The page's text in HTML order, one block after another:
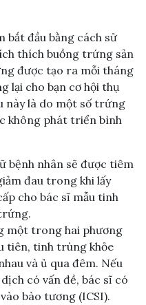
đầu bằng cách sử
thích buồng trứng sản
được tạo ra mỗi tháng
lại cho bạn cơ hội thụ
này là do một số trứng
không phát triển bình
bệnh nhân sẽ được tiêm
đau trong khi lấy
cho bác sĩ mẫu tinh
một trong hai phương
tiên, tinh trùng khỏe
và ủ qua đêm. Nếu
có vấn đề, bác sĩ có
bào tương (ICSI).